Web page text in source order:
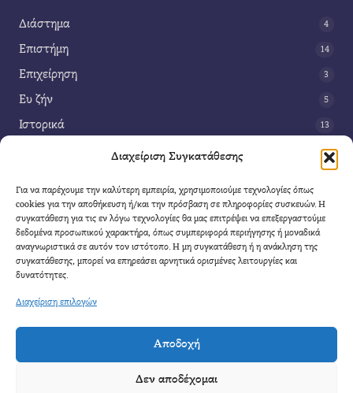
Διαχείριση Συγκατάθεσης
Για να παρέχουμε την καλύτερη εμπειρία, χρησιμοποιούμε τεχνολογίες όπως
cookies για την αποθήκευση ή/και την πρόσβαση σε πληροφορίες συσκευών. Η
συγκατάθεση για τις εν λόγω τεχνολογίες θα μας επιτρέψει να επεξεργαστούμε
δεδομένα προσωπικού χαρακτήρα, όπως συμπεριφορά περιήγησης ή μοναδικά
αναγνωριστικά σε αυτόν τον ιστότοπο. Η μη συγκατάθεση ή η ανάκληση της
συγκατάθεσης, μπορεί να επηρεάσει αρνητικά ορισμένες λειτουργίες και
δυνατότητες.
Διαχείριση επιλογών
Αποδοχή
Δεν αποδέχομαι
Διάστημα 4
Επιστήμη 14
Επιχείρηση 3
Ευ ζήν 5
Ιστορικά 13
42
Τέχνη 3
Τεχνολογία
Υγεία
Φαντασία
Επικοινωνία